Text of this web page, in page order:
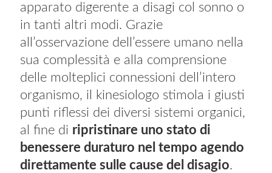
apparato digerente a disagi col sonno o
in tanti altri modi. Grazie
all’osservazione dell’essere umano nella
sua complessità e alla comprensione
delle molteplici connessioni dell’intero
organismo, il kinesiologo stimola i giusti
punti riflessi dei diversi sistemi organici,
al fine di ripristinare uno stato di
benessere duraturo nel tempo agendo
direttamente sulle cause del disagio.